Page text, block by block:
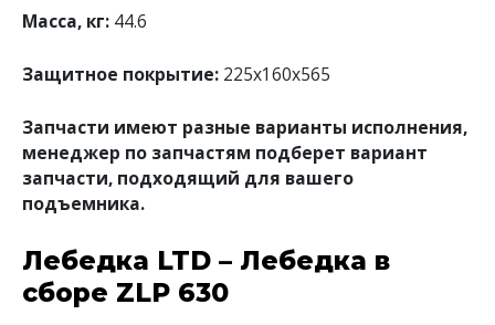
Масса, кг: 44.6
Защитное покрытие: 225х160х565
Запчасти имеют разные варианты исполнения,
менеджер по запчастям подберет вариант
запчасти, подходящий для вашего
подъемника.
Лебедка LTD – Лебедка в
сборе ZLP 630